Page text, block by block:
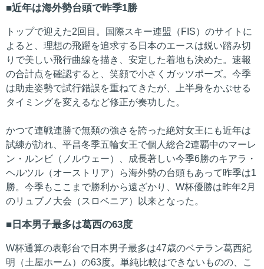
近年は海外勢台頭で昨季1勝
トップで迎えた2回目。国際スキー連盟（FIS）のサイトに
よると、理想の飛躍を追求する日本のエースは鋭い踏み切
りで美しい飛行曲線を描き、安定した着地も決めた。速報
の合計点を確認すると、笑顔で小さくガッツポーズ。今季
は助走姿勢で試行錯誤を重ねてきたが、上半身をかぶせる
タイミングを変えるなど修正が奏功した。
かつて連戦連勝で無類の強さを誇った絶対女王にも近年は
試練が訪れ、平昌冬季五輪女王で個人総合2連覇中のマーレ
ン・ルンビ（ノルウェー）、成長著しい今季6勝のキアラ・
ヘルツル（オーストリア）ら海外勢の台頭もあって昨季は1
勝。今季もここまで勝利から遠ざかり、W杯優勝は昨年2月
のリュブノ大会（スロベニア）以来となった。
日本男子最多は葛西の63度
W杯通算の表彰台で日本男子最多は47歳のベテラン葛西紀
明（土屋ホーム）の63度。単純比較はできないものの、こ